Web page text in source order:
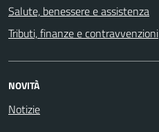
Salute, benessere e assistenza
Tributi, finanze e contravvenzioni
NOVITÀ
Notizie